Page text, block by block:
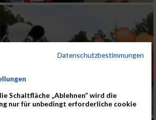
Datenschutzbestimmungen
Schaltfläche „Ablehnen“ wird die
nur für unbedingt erforderliche cookie